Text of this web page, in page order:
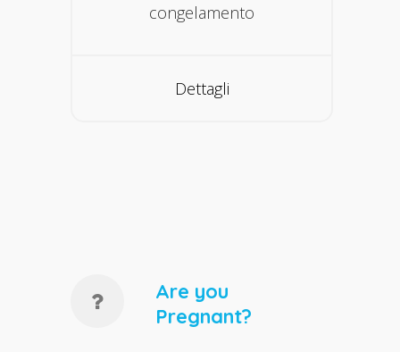
congelamento
Dettagli
Are you
Pregnant?